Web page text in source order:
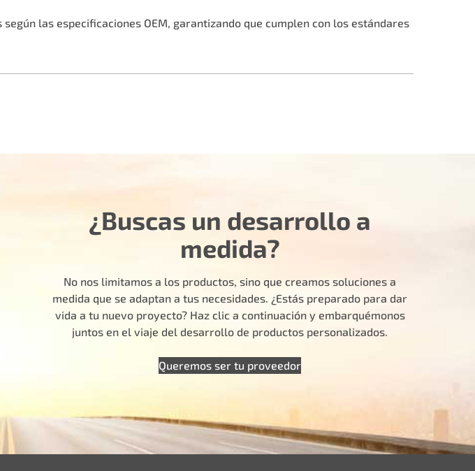
las especificaciones OEM, garantizando que cumplen con los estándares
¿Buscas un desarrollo a
medida?
No nos limitamos a los productos, sino que creamos soluciones a
medida que se adaptan a tus necesidades. ¿Estás preparado para dar
vida a tu nuevo proyecto? Haz clic a continuación y embarquémonos
juntos en el viaje del desarrollo de productos personalizados.
Queremos ser tu proveedor